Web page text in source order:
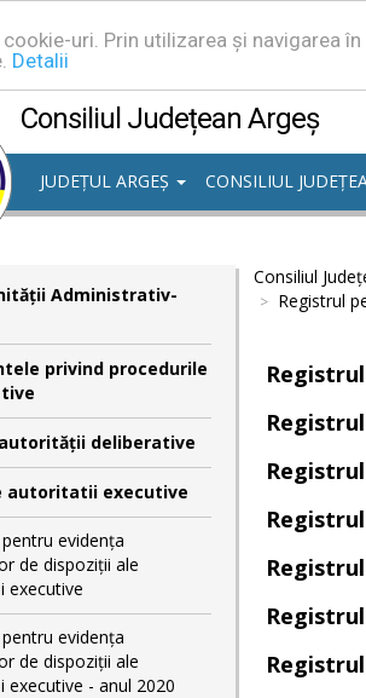
uri. Prin utilizarea și navigarea
Detalii
Consiliul Județean Argeș
JUDEȚUL ARGEȘ
CONSILIUL
Administrativ-
privind procedurile
deliberative
autoritatii executive
evidența
de dispoziții ale
executive
evidența
de dispoziții ale
executive - anul 2020
Consiliul
Registrul